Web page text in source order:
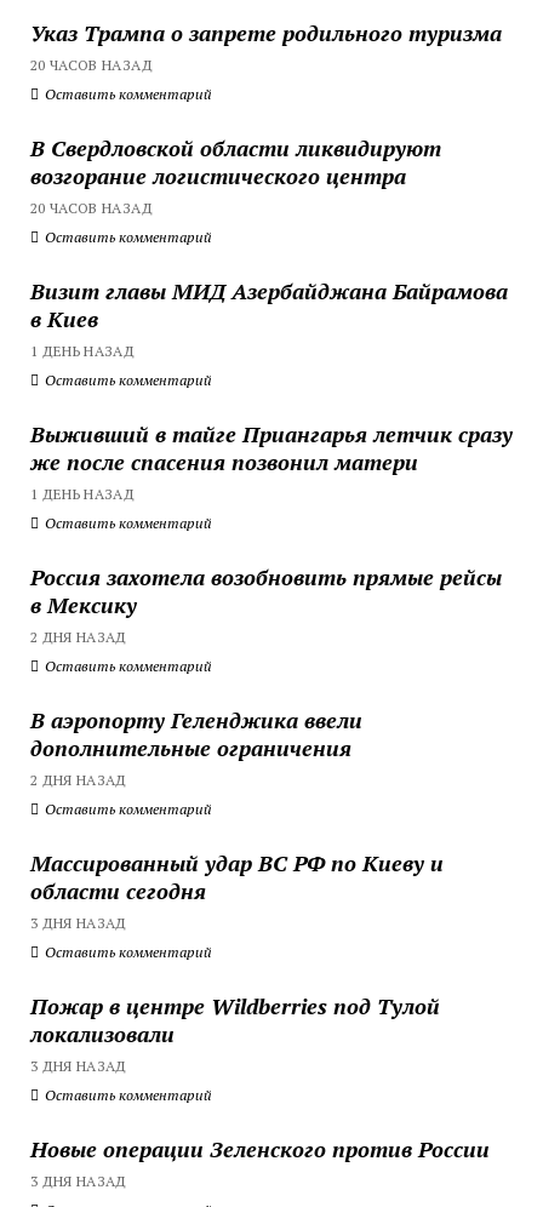
Указ Трампа о запрете родильного туризма
20 ЧАСОВ НАЗАД
Оставить комментарий
В Свердловской области ликвидируют
возгорание логистического центра
20 ЧАСОВ НАЗАД
Оставить комментарий
Визит главы МИД Азербайджана Байрамова
в Киев
1 ДЕНЬ НАЗАД
Оставить комментарий
Выживший в тайге Приангарья летчик сразу
же после спасения позвонил матери
1 ДЕНЬ НАЗАД
Оставить комментарий
Россия захотела возобновить прямые рейсы
в Мексику
2 ДНЯ НАЗАД
Оставить комментарий
В аэропорту Геленджика ввели
дополнительные ограничения
2 ДНЯ НАЗАД
Оставить комментарий
Массированный удар ВС РФ по Киеву и
области сегодня
3 ДНЯ НАЗАД
Оставить комментарий
Пожар в центре Wildberries под Тулой
локализовали
3 ДНЯ НАЗАД
Оставить комментарий
Новые операции Зеленского против России
3 ДНЯ НАЗАД